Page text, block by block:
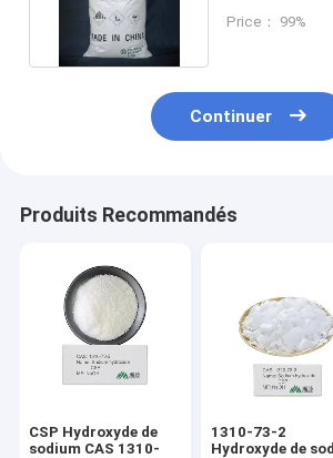
Price： 99%
Continuer
Produits Recommandés
CSP Hydroxyde de
sodium CAS 1310-
1310-73-2
Hydroxyde de